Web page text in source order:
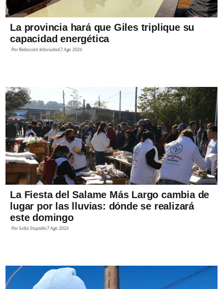
La provincia hará que Giles triplique su
capacidad energética
PorRedacción Infociudad 7 Ago 2026
La Fiesta del Salame Más Largo cambia de
lugar por las lluvias: dónde se realizará
este domingo
PorSofía Stupiello 7 Ago 2026